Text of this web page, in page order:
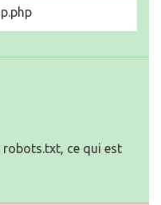
robots.txt, ce qui est